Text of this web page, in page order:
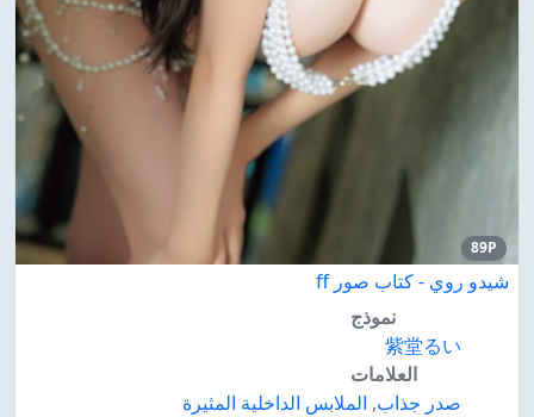
89P
شيدو روي - كتاب صور ff
نموذج
紫堂るい
العلامات
صدر جذاب, الملابس الداخلية المثيرة